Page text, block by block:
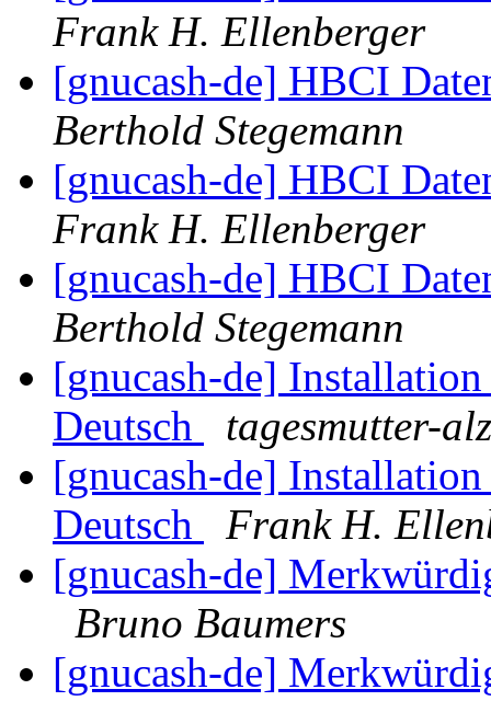
Frank H. Ellenberger
[gnucash-de] HBCI
Berthold Stegemann
[gnucash-de] HBCI
Frank H. Ellenberger
[gnucash-de] HBCI
Berthold Stegemann
[gnucash-de]
Deutsch
tagesmutter-
[gnucash-de]
Deutsch
Frank H.
[gnucash-de]
Bruno Baumers
[gnucash-de]